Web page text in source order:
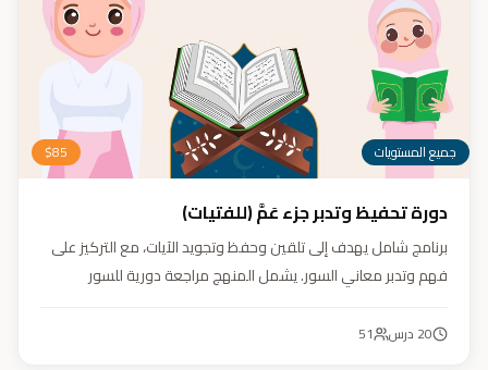
جميع المستويات $85
دورة تحفيظ وتدبر جزء عَمَّ (للفتيات)
برنامج شامل يهدف إلى تلقين وحفظ وتجويد الآيات، مع التركيز على
فهم وتدبر معاني السور. يشمل المنهج مراجعة دورية للسور
تدعم مهارات القراءة والفهم.
20 درس 51